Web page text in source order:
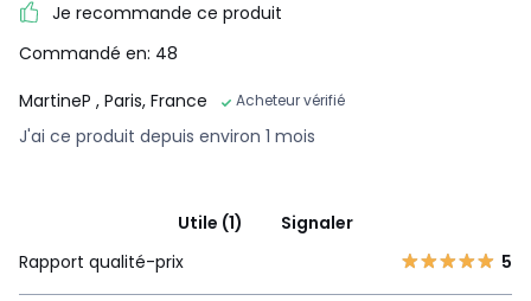
Je recommande ce produit
Commandé en: 48
MartineP , Paris, France Acheteur vérifié
J'ai ce produit depuis environ 1 mois
Utile (1)
Signaler
Rapport qualité-prix
5